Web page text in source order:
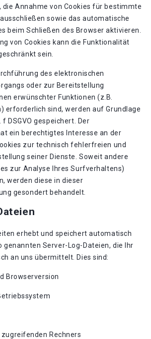
die Annahme von Cookies für bestimmte
sowie das automatische
beim Schließen des Browser aktivieren.
von Cookies kann die Funktionalität
sein.
des elektronischen
oder zur Bereitstellung
erwünschter Funktionen (z.B.
erforderlich sind, werden auf Grundlage
DSGVO gespeichert. Der
ein berechtigtes Interesse an der
zur technisch fehlerfreien und
seiner Dienste. Soweit andere
zur Analyse Ihres Surfverhaltens)
werden diese in dieser
gesondert behandelt.
erhebt und speichert automatisch
genannten Server-Log-Dateien, die Ihr
an uns übermittelt. Dies sind:
Browserversion
zugreifenden Rechners